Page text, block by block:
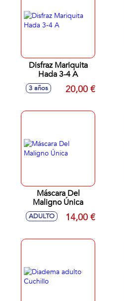
Disfraz Mariquita
Hada 3-4 A
3 años 20,00 €
Máscara Del
Maligno Única
ADULTO 14,00 €